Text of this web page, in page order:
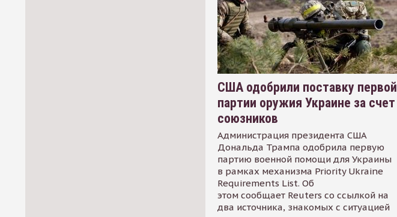
США одобрили поставку первой
партии оружия Украине за счет
союзников
Администрация президента США
Дональда Трампа одобрила первую
партию военной помощи для Украины
в рамках механизма Priority Ukraine
Requirements List. Об
этом сообщает Reuters со ссылкой на
два источника, знакомых с ситуацией